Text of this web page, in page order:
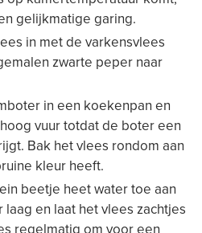
gelijkmatige garing.
in met de varkensvlees
zwarte peper naar
in een koekenpan en
vuur totdat de boter een
Bak het vlees rondom aan
kleur heeft.
beetje heet water toe aan
laag en laat het vlees zachtjes
regelmatig om voor een